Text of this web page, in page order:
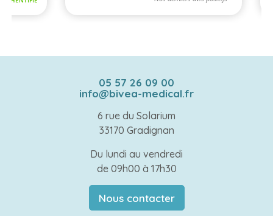
05 57 26 09 00
info@bivea-medical.fr
6 rue du Solarium
33170 Gradignan
Du lundi au vendredi
de 09h00 à 17h30
Nous contacter